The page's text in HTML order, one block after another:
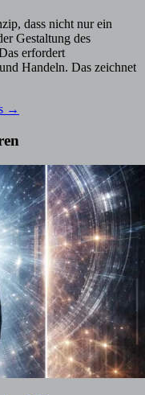
dass nicht nur ein
Gestaltung des
erfordert
Handeln. Das zeichnet
→